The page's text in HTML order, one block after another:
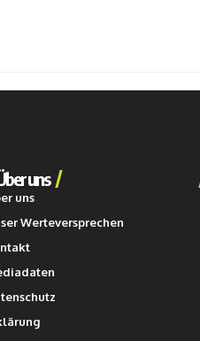
uns
uns
Werteversprechen